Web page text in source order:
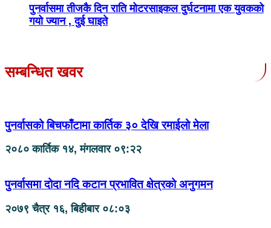
पुनर्वासमा तीजकै दिन राति मोटरसाइकल दुर्घटनामा एक युवकको
गयो ज्यान , दुई घाइते
सम्बन्धित खवर
पुनर्वासको बिचफाँटामा कार्तिक ३० देखि रमाईलो मेला
२०८० कार्तिक १४, मंगलवार ०९:२२
पुनर्वासमा दोदा नदि कटान प्रभावित क्षेत्रको अनुगमन
२०७९ चैत्र १६, बिहीबार ०८:०३